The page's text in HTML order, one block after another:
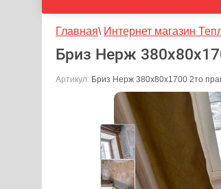
Главная\ Интернет магазин
Бриз Нерж
Артикул: Бриз Нерж 380x80x1700 2то